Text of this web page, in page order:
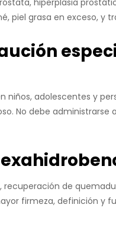
piel grasa en exceso, y
adolescentes y
No debe administrarse
de
firmeza, definición y